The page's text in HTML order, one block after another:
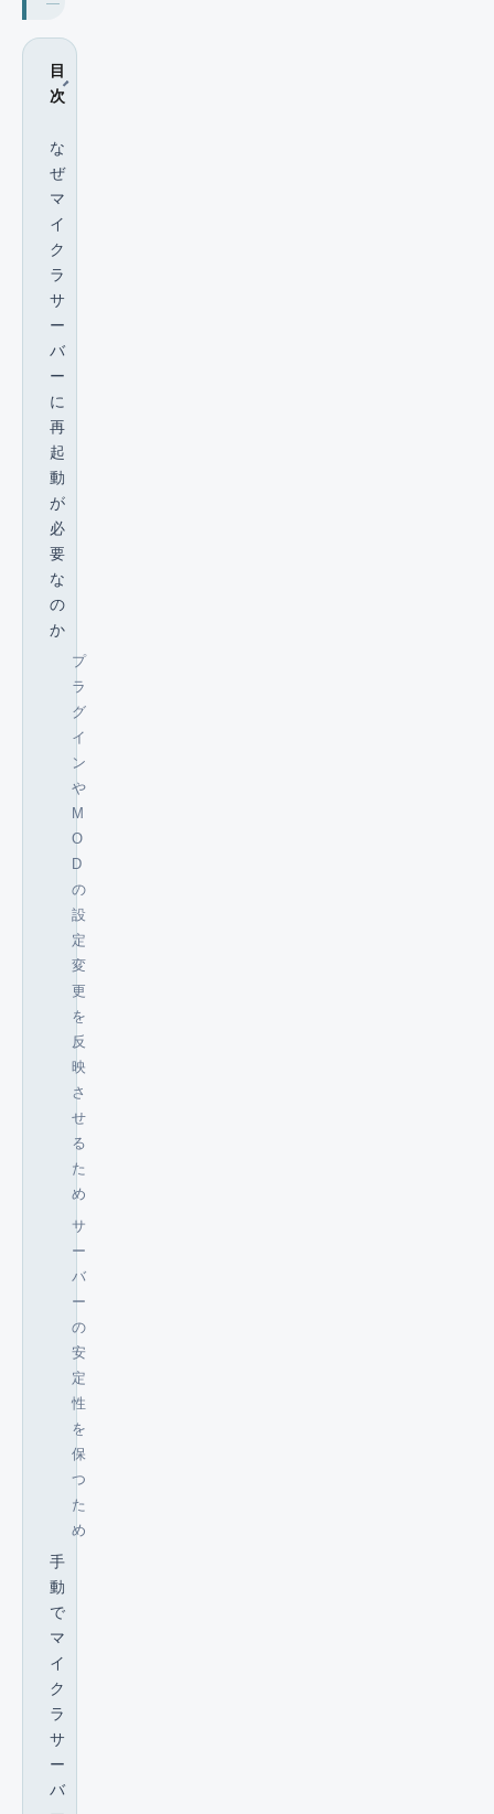
目
次
な
ぜ
マ
イ
ク
ラ
サ
ー
バ
ー
に
再
起
動
が
必
要
な
の
か
プ
ラ
グ
イ
ン
や
M
O
D
の
設
定
変
更
を
反
映
さ
せ
る
た
め
サ
ー
バ
ー
の
安
定
性
を
保
つ
た
め
手
動
で
マ
イ
ク
ラ
サ
ー
バ